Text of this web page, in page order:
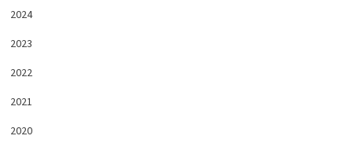
2024
2023
2022
2021
2020